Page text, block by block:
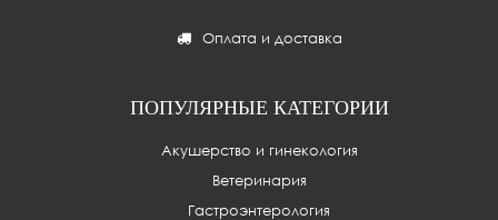
Оплата и доставка
ПОПУЛЯРНЫЕ КАТЕГОРИИ
Акушерство и гинекология
Ветеринария
Гастроэнтерология